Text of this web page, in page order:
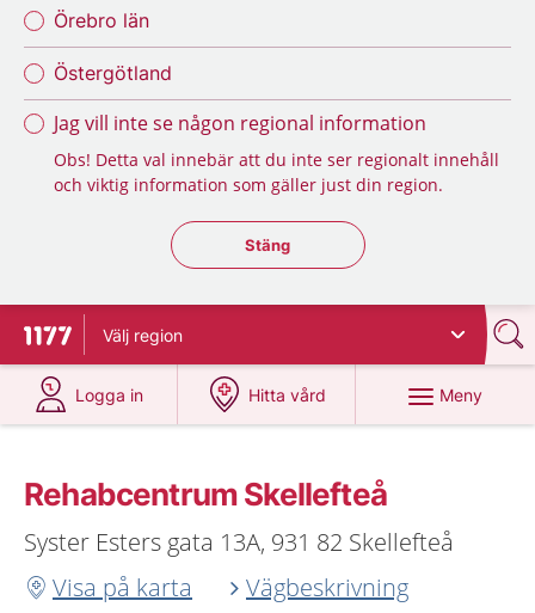
Örebro län
Östergötland
Jag vill inte se någon regional information
Obs! Detta val innebär att du inte ser regionalt innehåll
och viktig information som gäller just din region.
Stäng regionsväljaren
Stäng
Till startsidan för 1177
Välj region
Logga in
på 1177.se
Hitta vård
på 1177.se
Meny
Rehabcentrum Skellefteå
Syster Esters gata 13A, 931 82 Skellefteå
Visa på karta
Vägbeskrivning